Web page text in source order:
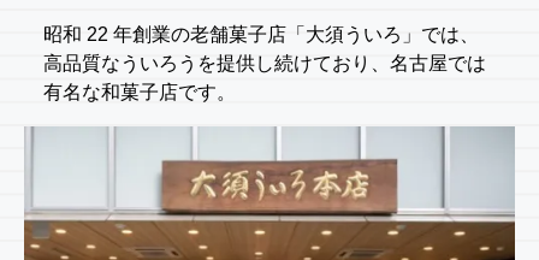
昭和 22 年創業の老舗菓子店「大須ういろ」では、
高品質なういろうを提供し続けており、名古屋では
有名な和菓子店です。